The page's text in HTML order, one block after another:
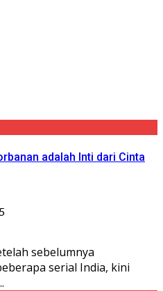
adalah Inti dari Cinta
sebelumnya
serial India, kini